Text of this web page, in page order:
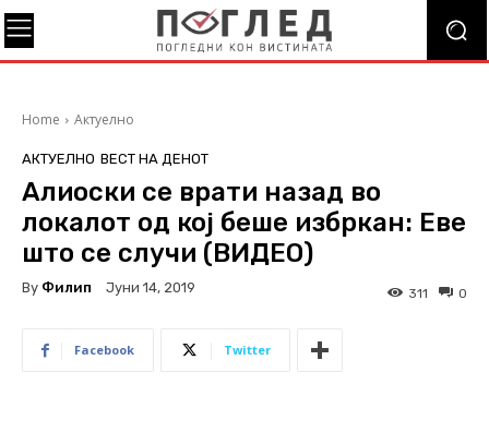
Home Актуелно
АКТУЕЛНО ВЕСТ НА ДЕНОТ
Алиоски се врати назад во
локалот од кој беше избркан: Еве
што се случи (ВИДЕО)
By Филип Јуни 14, 2019 0
311
Facebook Twitter